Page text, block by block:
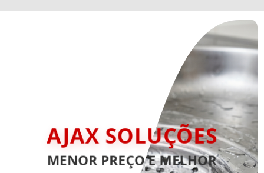
AJAX SOLUÇÕES
MENOR PREÇO E MELHOR